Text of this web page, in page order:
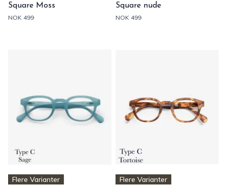
Square Moss
NOK 499
Square nude
NOK 499
Flere Varianter Flere Varianter